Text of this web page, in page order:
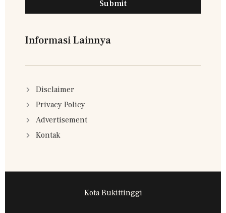
Submit
Informasi Lainnya
Disclaimer
Privacy Policy
Advertisement
Kontak
Kota Bukittinggi